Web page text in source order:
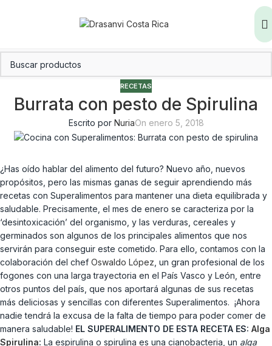
RECETAS
Burrata con pesto de Spirulina
Escrito por NuriaOn enero 5, 2018
¿Has oído hablar del alimento del futuro? Nuevo año, nuevos
propósitos, pero las mismas ganas de seguir aprendiendo más
recetas con Superalimentos para mantener una dieta equilibrada y
saludable. Precisamente, el mes de enero se caracteriza por la
‘desintoxicación’ del organismo, y las verduras, cereales y
germinados son algunos de los principales alimentos que nos
servirán para conseguir este cometido. Para ello, contamos con la
colaboración del chef Oswaldo López , un gran profesional de los
fogones con una larga trayectoria en el País Vasco y León, entre
otros puntos del país, que nos aportará algunas de sus recetas
más deliciosas y sencillas con diferentes Superalimentos. ¡Ahora
nadie tendrá la excusa de la falta de tiempo para poder comer de
manera saludable! EL SUPERALIMENTO DE ESTA RECETA ES: Alga
Spirulina: La espirulina o spirulina es una cianobacteria, un alga